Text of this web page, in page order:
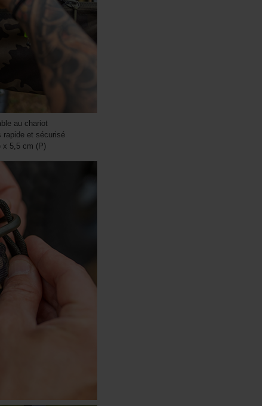
au chariot
rapide et sécurisé
x 5,5 cm (P)